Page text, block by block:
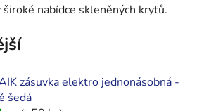
nabídce skleněných krytů.
zásuvka elektro jednonásobná -
šedá